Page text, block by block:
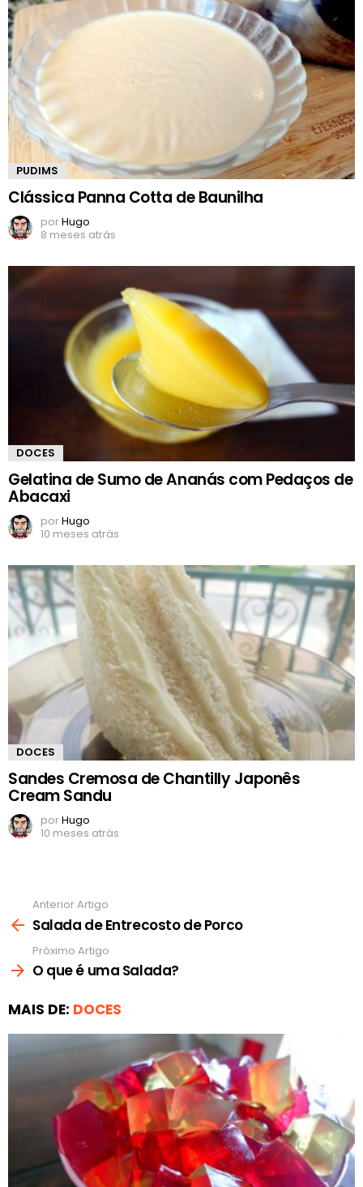
PUDIMS
Clássica Panna Cotta de Baunilha
porHugo
8 meses atrás
DOCES
Gelatina de Sumo de Ananás com Pedaços de
Abacaxi
porHugo
10 meses atrás
DOCES
Sandes Cremosa de Chantilly Japonês
Cream Sandu
porHugo
10 meses atrás
mais
Anterior Artigo
Salada de Entrecosto de Porco
Próximo Artigo
O que é uma Salada?
MAIS DE: DOCES